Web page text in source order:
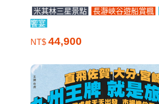
米其林三星景點 長瀞峽谷遊船賞楓
饗宴
NT$ 44,900